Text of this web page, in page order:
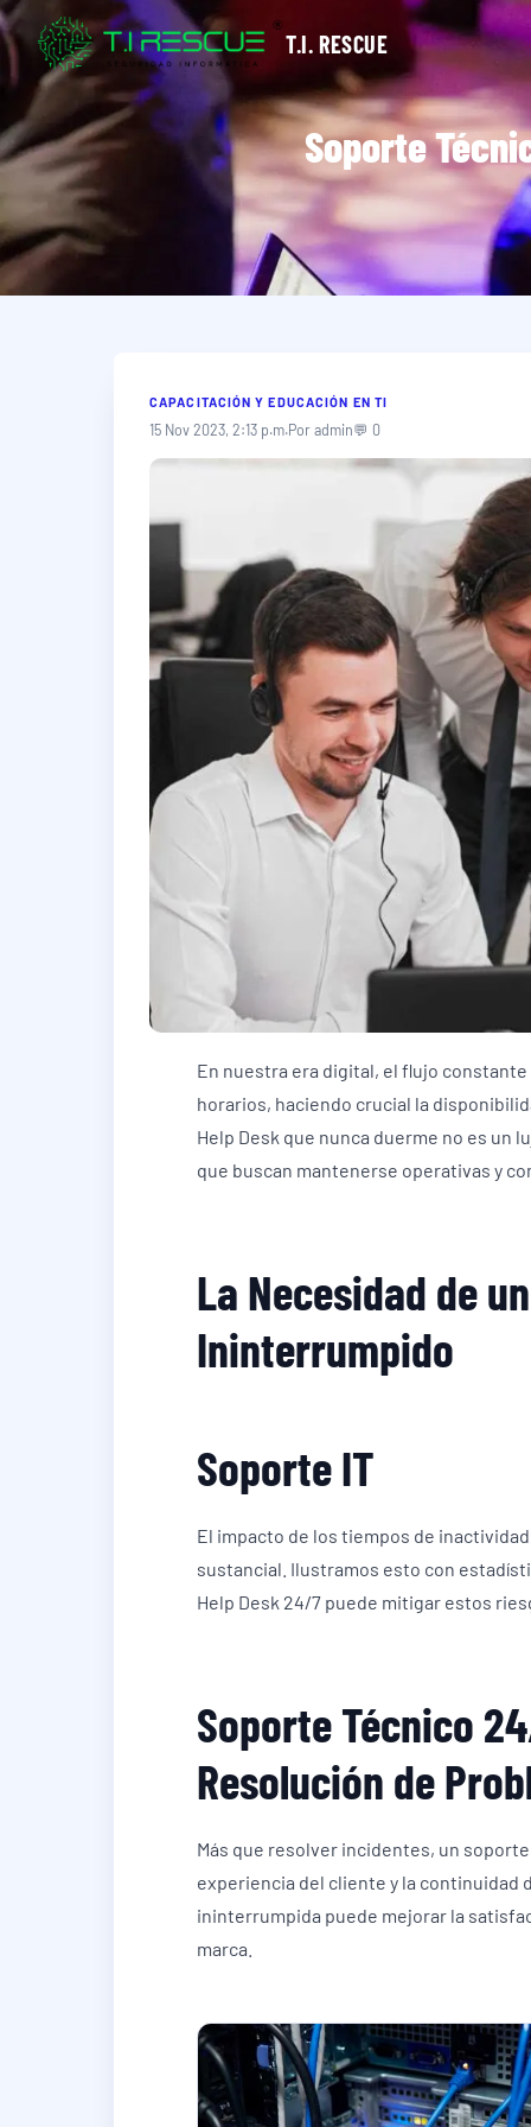
T.I. RESCUE
Soporte
CAPACITACIÓN Y EDUCACIÓN EN TI
15 Nov 2023, 2:13 p.m.Por admin💬 0
En nuestra era digital, el flujo
horarios, haciendo crucial la
Help Desk que nunca duerme no es un
que buscan mantenerse operativas y
La Necesidad de
Ininterrumpido
Soporte IT
El impacto de los tiempos de
sustancial. Ilustramos esto con
Help Desk 24/7 puede mitigar estos
Soporte Técnico
Resolución de
Más que resolver incidentes, un
experiencia del cliente y la continuidad
ininterrumpida puede mejorar la
marca.